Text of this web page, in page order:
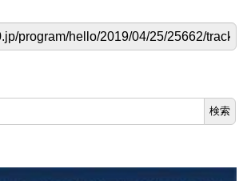
検索